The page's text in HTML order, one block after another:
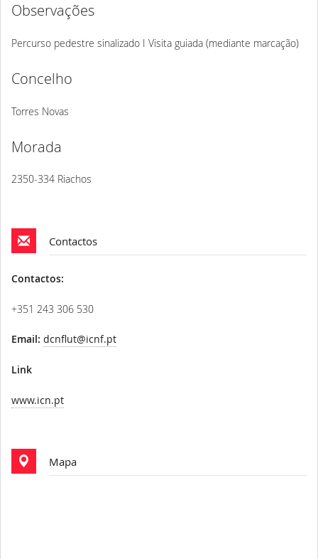
Observações
Percurso pedestre sinalizado I Visita guiada (mediante marcação)
Concelho
Torres Novas
Morada
2350-334 Riachos
Contactos
Contactos:
+351 243 306 530
Email: dcnflut@icnf.pt
Link
www.icn.pt
Mapa